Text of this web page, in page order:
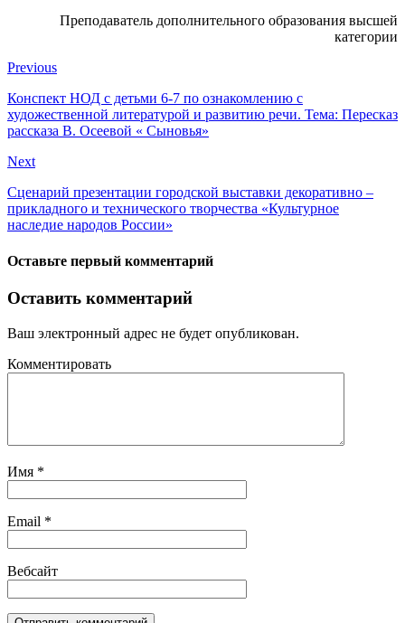
Преподаватель дополнительного образования высшей
категории
Previous
Конспект НОД с детьми 6-7 по ознакомлению с
художественной литературой и развитию речи. Тема: Пересказ
рассказа В. Осеевой « Сыновья»
Next
Сценарий презентации городской выставки декоративно –
прикладного и технического творчества «Культурное
наследие народов России»
Оставьте первый комментарий
Оставить комментарий
Ваш электронный адрес не будет опубликован.
Комментировать
Имя *
Email *
Вебсайт